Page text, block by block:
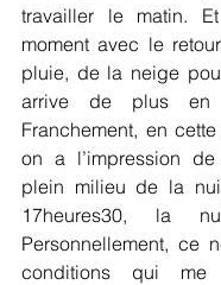
travailler le matin.
moment avec le
pluie, de la neige
arrive de plus en
Franchement, en
on a l’impression
plein milieu de la
17heures30, la
Personnellement, ce
conditions qui me